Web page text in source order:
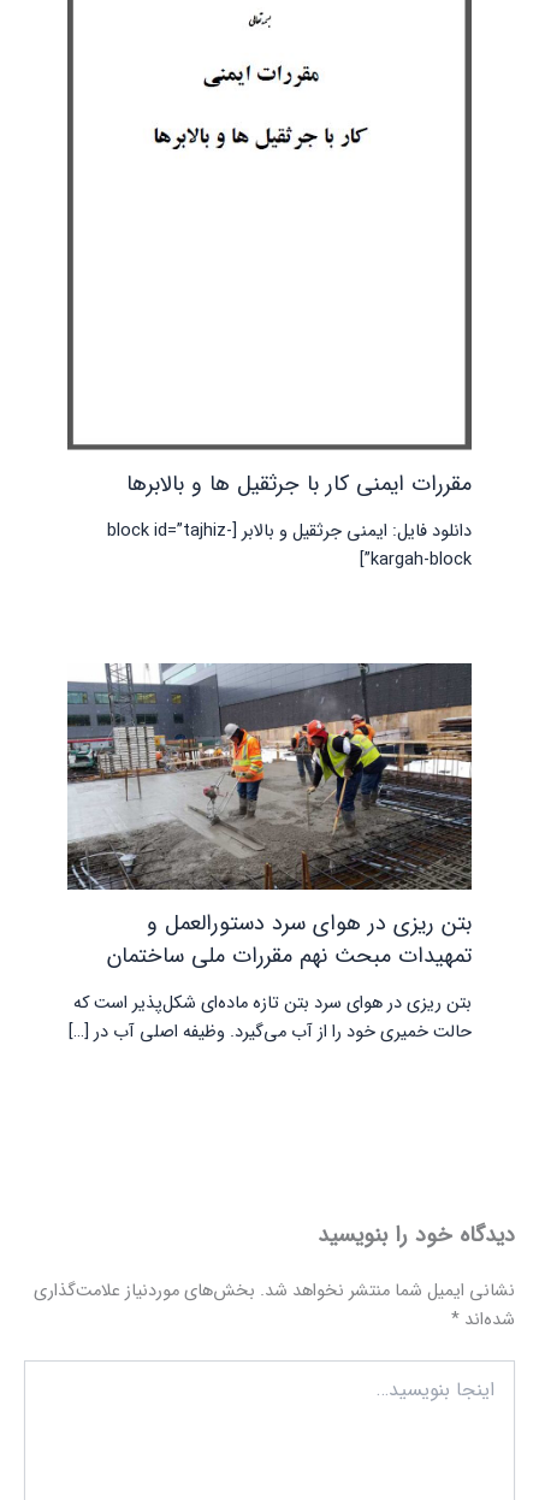
مقررات ایمنی کار با جرثقیل ها و بالابرها
دانلود فایل: ایمنی جرثقیل و بالابر [block id=”tajhiz-
kargah-block”]
بتن ریزی در هوای سرد دستورالعمل و
تمهیدات مبحث نهم مقررات ملی ساختمان
بتن ریزی در هوای سرد بتن تازه ماده‌ای شکل‌پذیر است که
حالت خمیری خود را از آب می‌گیرد. وظیفه اصلی آب در […]
دیدگاه‌ خود را بنویسید
نشانی ایمیل شما منتشر نخواهد شد. بخش‌های موردنیاز علامت‌گذاری
شده‌اند *
بنویسید…